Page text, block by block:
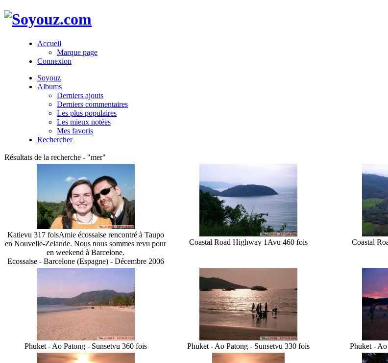
Accueil
Marque page
Connexion
Soyouz
Albums
Derniers ajouts
Derniers commentaires
Les plus populaires
Les mieux notées
Mes favoris
Rechercher
Résultats de la recherche - "mer"
Katievu 317 foisAmie écossaise rencontré à Taupo
en Nouvelle-Zelande. Nous nous sommes revu pour
en weekend à Barcelone.
Ecossaise - Barcelone (Espagne) - Décembre 2006
Coastal Road Highway 1Avu 460 fois Coastal
Phuket - Ao Patong - Sunsetvu 360 fois Phuket - Ao Patong - Sunsetvu 330 fois Phuket - Ao